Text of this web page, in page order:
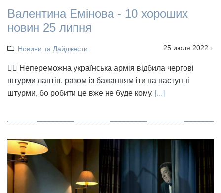
Валентина Емінова - 10 хороших
новин 25 липня
Новини та Дайджести 25 июля 2022 г.
👉🏻 Непереможна українська армія відбила чергові
штурми лаптів, разом із бажанням іти на наступні
штурми, бо робити це вже не буде кому. [...]